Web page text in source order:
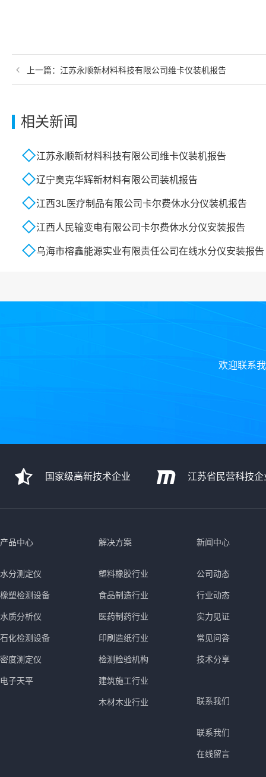
上一篇： 江苏永顺新材料科技有限公司维卡仪装机报告
相关新闻
江苏永顺新材料科技有限公司维卡仪装机报告
辽宁奥克华辉新材料有限公司装机报告
江西3L医疗制品有限公司卡尔费休水分仪装机报告
江西人民输变电有限公司卡尔费休水分仪安装报告
乌海市榕鑫能源实业有限责任公司在线水分仪安装报告
欢迎联系
国家级高新技术企业 江苏省民营科技企
产品中心
水分测定仪
橡塑检测设备
水质分析仪
石化检测设备
密度测定仪
电子天平
解决方案
塑料橡胶行业
食品制造行业
医药制药行业
印刷造纸行业
检测检验机构
建筑施工行业
木材木业行业
新闻中心
公司动态
行业动态
实力见证
常见问答
技术分享
联系我们
联系我们
在线留言